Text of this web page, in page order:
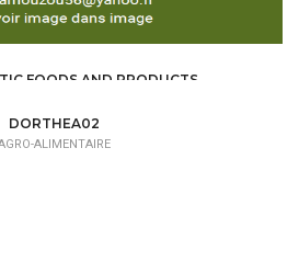
FOODS AND PRODUCTS
DORTHEA02
ALIMENTAIRE